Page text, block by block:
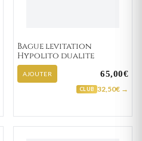
Bague levitation
Hypolito dualite
AJOUTER 65,00€
CLUB 32,50€ →